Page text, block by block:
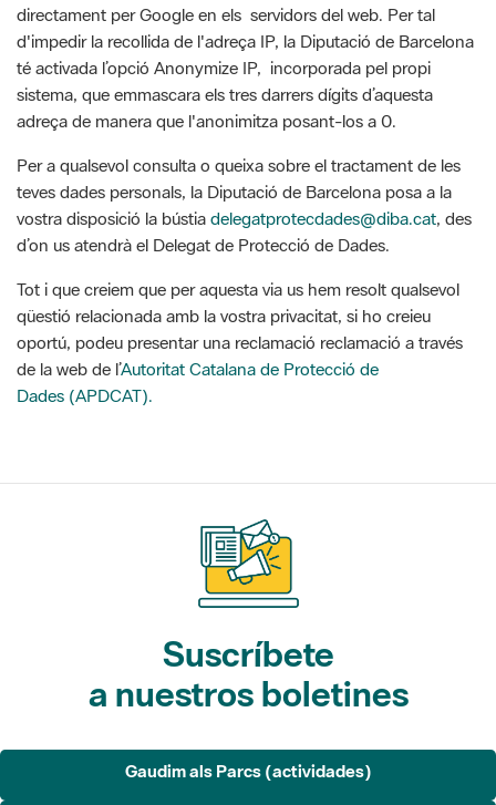
sistema, que emmascara els tres darrers dígits d’aquesta
adreça de manera que l'anonimitza posant-los a 0.
Per a qualsevol consulta o queixa sobre el tractament de les
teves dades personals, la Diputació de Barcelona posa a la
vostra disposició la bústia
delegatprotecdades@diba.cat
d’on us atendrà el Delegat de Protecció de Dades.
Tot i que creiem que per aquesta via us hem resolt qualsevol
qüestió relacionada amb la vostra privacitat, si ho creieu
oportú, podeu presentar una reclamació reclamació a través
de la web de l’Autoritat Catalana de Protecció de
Dades (APDCAT).
Suscríbete
a nuestros boletines
Gaudim als Parcs (actividades)